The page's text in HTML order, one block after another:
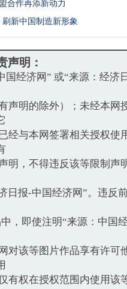
合作再添新动力
新中国制造新形象
声明：
国经济网” 或“来源：经济
明的除外）；未经本网
与本网签署相关授权使
，不得违反该等限制声
报-中国经济网”。违反
，即使注明“来源：中国
该等图片作品享有许可
权在授权范围内使用该